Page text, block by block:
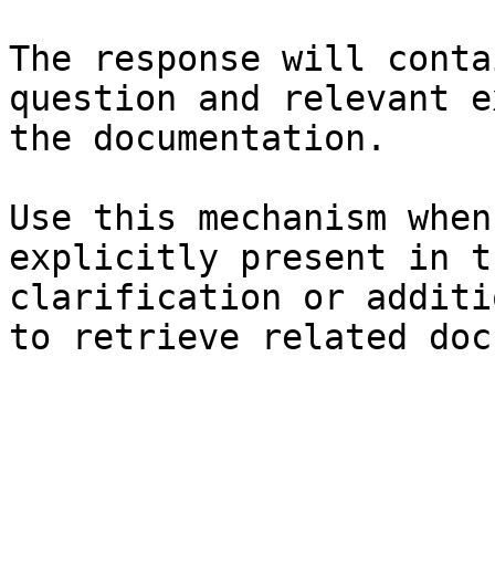
The response will
question and relevant
the documentation.
Use this mechanism
explicitly present in
clarification or